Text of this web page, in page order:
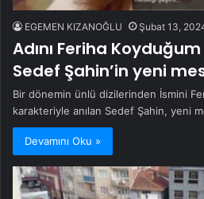
EGEMEN KIZANOĞLU Şubat 13,
Adını Feriha
Sedef Şahin’in yeni
Bir dönemin ünlü dizilerinden İsmini
karakteriyle anılan Sedef Şahin, yeni
Devamını Oku »